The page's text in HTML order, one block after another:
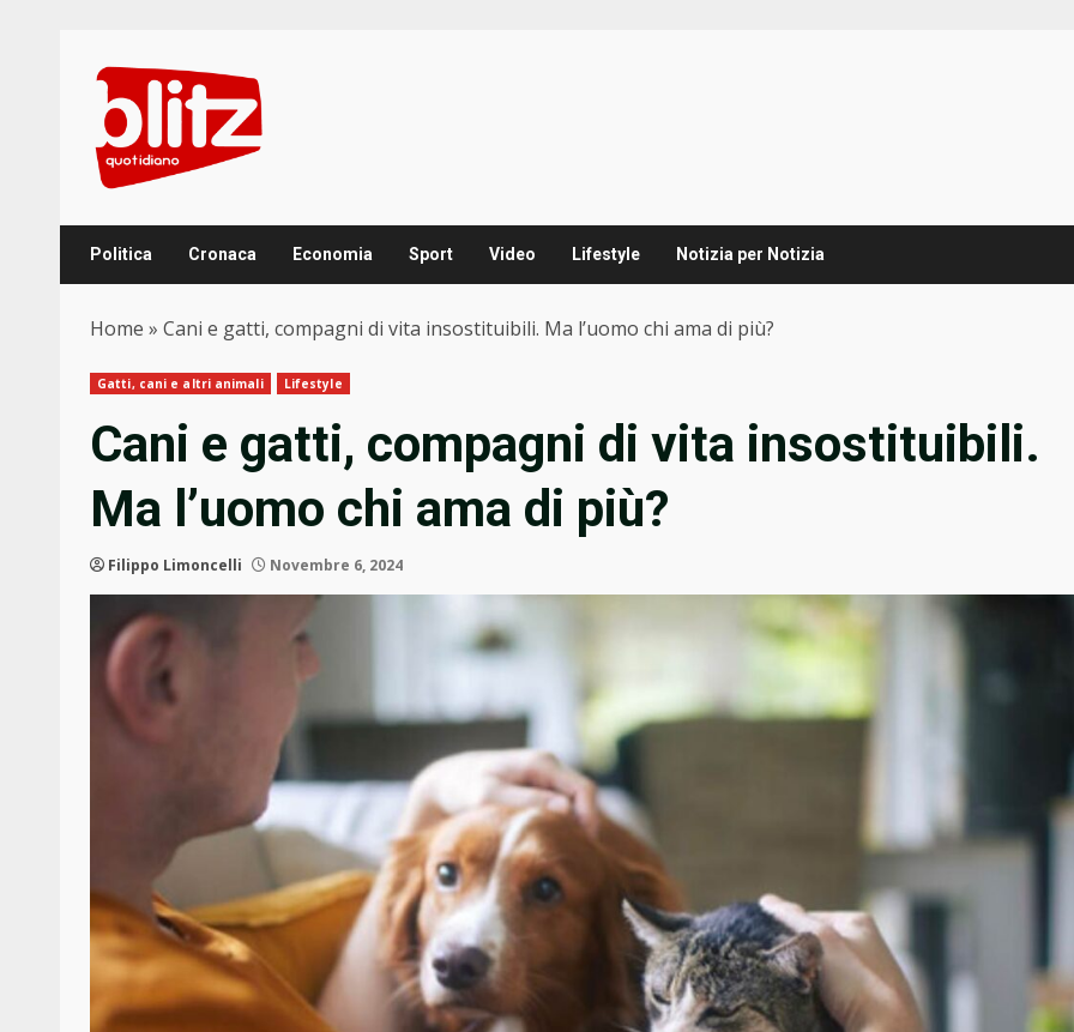
content
Politica Cronaca Economia Sport Video Lifestyle Notizia per Notizia
Home » Cani e gatti, compagni di vita insostituibili. Ma l’uomo chi ama di più?
Gatti, cani e altri animali Lifestyle
Cani e gatti, compagni di vita insostituibili.
Ma l’uomo chi ama di più?
Filippo Limoncelli Novembre 6, 2024